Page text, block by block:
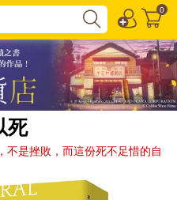
0
死
不是挫敗，而這份死不足惜的自